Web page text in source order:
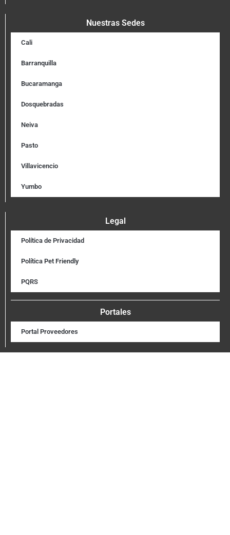
Nuestras Sedes
Cali
Barranquilla
Bucaramanga
Dosquebradas
Neiva
Pasto
Villavicencio
Yumbo
Legal
Política de Privacidad
Política Pet Friendly
PQRS
Portales
Portal Proveedores